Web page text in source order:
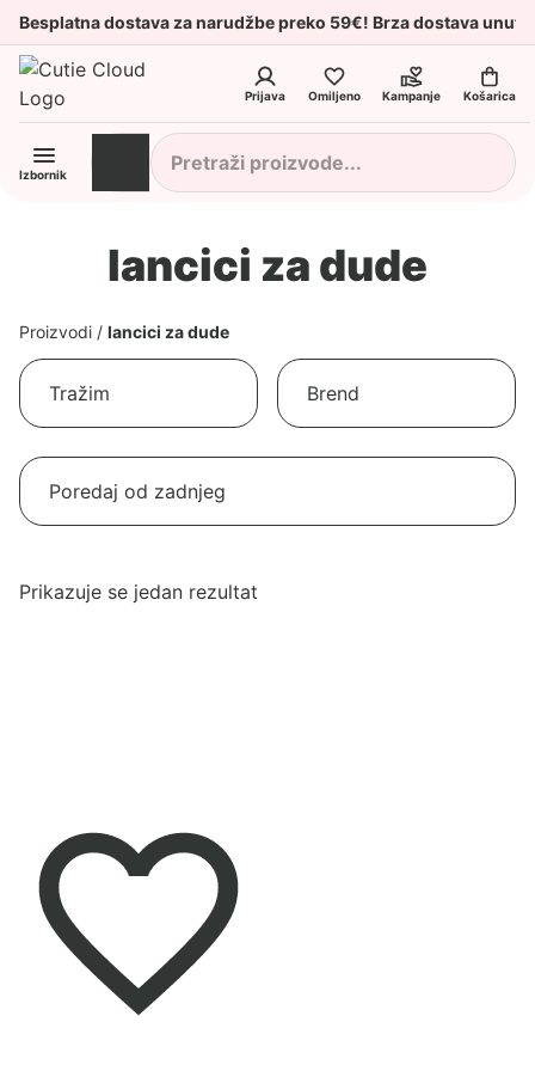
Besplatna dostava za narudžbe preko 59€! Brza dostava
Prijava Omiljeno Kampanje Košarica
Izbornik
lancici za dude
Proizvodi / lancici za dude
Prikazuje se jedan rezultat